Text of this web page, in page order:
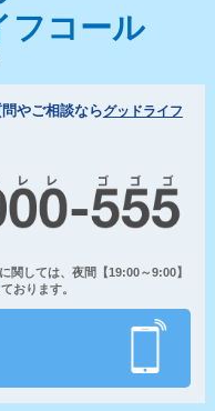
フコール
やご相談ならグッドライフ
関しては、夜間【19:00～9:00】
おります。